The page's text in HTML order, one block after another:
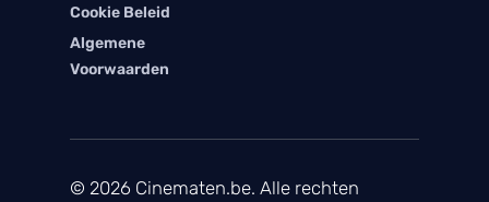
Cookie Beleid
Algemene
Voorwaarden
© 2026 Cinematen.be. Alle rechten